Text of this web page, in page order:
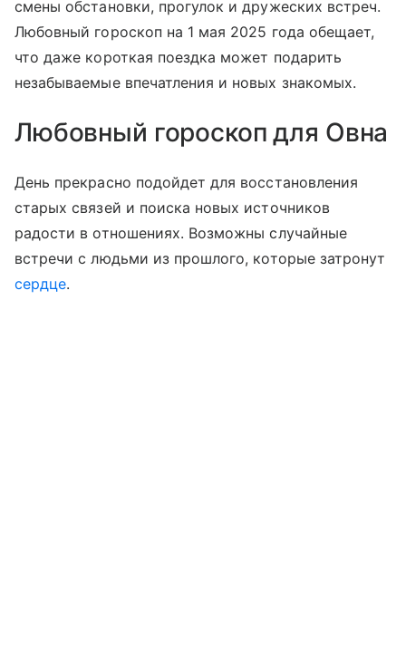
смены обстановки, прогулок и дружеских встреч.
Любовный гороскоп на 1 мая 2025 года обещает,
что даже короткая поездка может подарить
незабываемые впечатления и новых знакомых.
Любовный гороскоп для Овна
День прекрасно подойдет для восстановления
старых связей и поиска новых источников
радости в отношениях. Возможны случайные
встречи с людьми из прошлого, которые затронут
сердце.